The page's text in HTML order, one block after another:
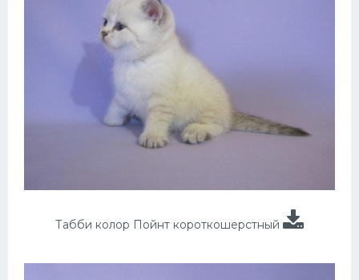
Табби колор Пойнт короткошерстный